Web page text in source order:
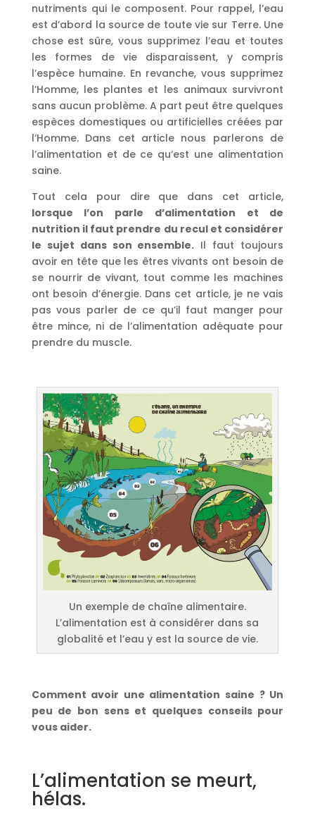
nutriments qui le composent. Pour rappel, l’eau
est d’abord la source de toute vie sur Terre. Une
chose est sûre, vous supprimez l’eau et toutes
les formes de vie disparaissent, y compris
l’espèce humaine. En revanche, vous supprimez
l’Homme, les plantes et les animaux survivront
sans aucun problème. A part peut être quelques
espèces domestiques ou artificielles créées par
l’Homme. Dans cet article nous parlerons de
l’alimentation et de ce qu’est une alimentation
saine.
Tout cela pour dire que dans cet article,
lorsque l’on parle d’alimentation et de
nutrition il faut prendre du recul et considérer
le sujet dans son ensemble. Il faut toujours
avoir en tête que les êtres vivants ont besoin de
se nourrir de vivant, tout comme les machines
ont besoin d’énergie. Dans cet article, je ne vais
pas vous parler de ce qu’il faut manger pour
être mince, ni de l’alimentation adéquate pour
prendre du muscle.
Un exemple de chaîne alimentaire.
L’alimentation est à considérer dans sa
globalité et l’eau y est la source de vie.
Comment avoir une alimentation saine ? Un
peu de bon sens et quelques conseils pour
vous aider.
L’alimentation se meurt,
hélas.